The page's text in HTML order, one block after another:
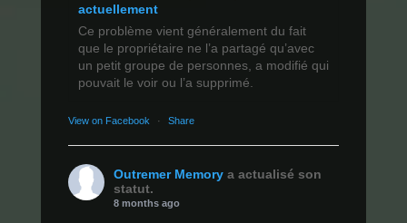
actuellement
Ce problème vient généralement du fait
que le propriétaire ne l’a partagé qu’avec
un petit groupe de personnes, a modifié qui
pouvait le voir ou l’a supprimé.
View on Facebook · Share
Outremer Memory a actualisé son
statut.
8 months ago